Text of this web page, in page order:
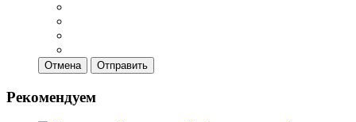
Отмена Отправить
Рекомендуем